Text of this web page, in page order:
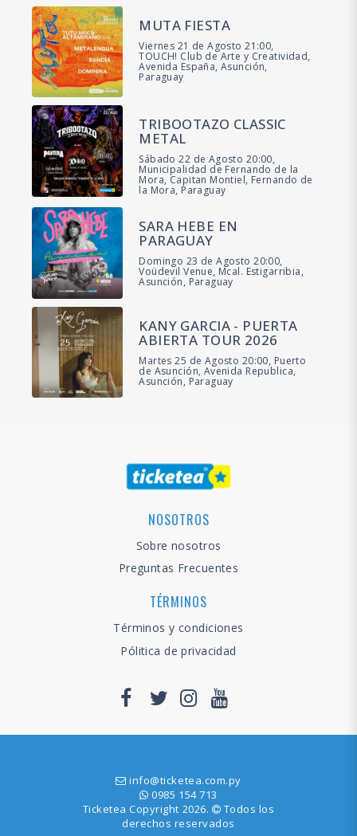
MUTA FIESTA
Viernes 21 de Agosto 21:00,
TOUCH! Club de Arte y Creatividad,
Avenida España, Asunción,
Paraguay
TRIBOOTAZO CLASSIC
METAL
Sábado 22 de Agosto 20:00,
Municipalidad de Fernando de la
Mora, Capitan Montiel, Fernando de
la Mora, Paraguay
SARA HEBE EN
PARAGUAY
Domingo 23 de Agosto 20:00,
Voüdevil Venue, Mcal. Estigarribia,
Asunción, Paraguay
KANY GARCIA - PUERTA
ABIERTA TOUR 2026
Martes 25 de Agosto 20:00, Puerto
de Asunción, Avenida Republica,
Asunción, Paraguay
NOSOTROS
Sobre nosotros
Preguntas Frecuentes
TÉRMINOS
Términos y condiciones
Pólitica de privacidad
info@ticketea.com.py
0985 154 713
Ticketea Copyright 2026.
Todos los
derechos reservados